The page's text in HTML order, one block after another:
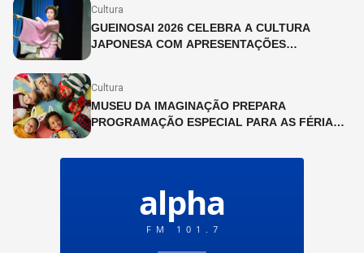
Cultura
GUEINOSAI 2026 CELEBRA A CULTURA
JAPONESA COM APRESENTAÇÕES
Cultura
MUSEU DA IMAGINAÇÃO PREPARA
PROGRAMAÇÃO ESPECIAL PARA AS FÉRIAS